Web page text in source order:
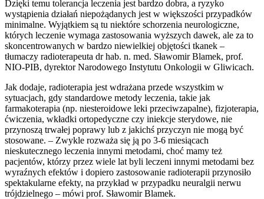
Dzięki temu tolerancja leczenia jest bardzo dobra, a ryzyko
wystąpienia działań niepożądanych jest w większości przypadków
minimalne. Wyjątkiem są tu niektóre schorzenia neurologiczne,
których leczenie wymaga zastosowania wyższych dawek, ale za to
skoncentrowanych w bardzo niewielkiej objętości tkanek –
tłumaczy radioterapeuta dr hab. n. med. Sławomir Blamek, prof.
NIO-PIB, dyrektor Narodowego Instytutu Onkologii w Gliwicach.
Jak dodaje, radioterapia jest wdrażana przede wszystkim w
sytuacjach, gdy standardowe metody leczenia, takie jak
farmakoterapia (np. niesteroidowe leki przeciwzapalne), fizjoterapia,
ćwiczenia, wkładki ortopedyczne czy iniekcje sterydowe, nie
przynoszą trwałej poprawy lub z jakichś przyczyn nie mogą być
stosowane. – Zwykle rozważa się ją po 3-6 miesiącach
nieskutecznego leczenia innymi metodami, choć mamy też
pacjentów, którzy przez wiele lat byli leczeni innymi metodami bez
wyraźnych efektów i dopiero zastosowanie radioterapii przynosiło
spektakularne efekty, na przykład w przypadku neuralgii nerwu
trójdzielnego – mówi prof. Sławomir Blamek.